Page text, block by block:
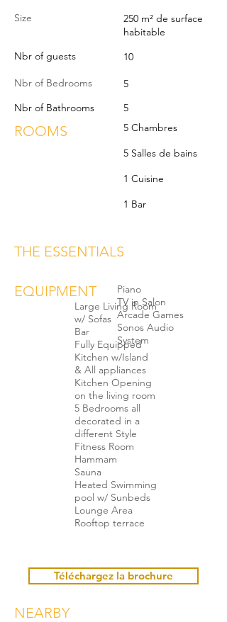
Size
250 m² de surface
habitable
Nbr of guests
10
Nbr of Bedrooms
5
Nbr of Bathrooms
5
ROOMS
5 Chambres
5 Salles de bains
1 Cuisine
1 Bar
THE ESSENTIALS
Piano
TV in Salon
Arcade Games
Sonos Audio
System
Large Living Room
w/ Sofas
Bar
Fully Equipped
Kitchen w/Island
& All appliances
Kitchen Opening
on the living room
5 Bedrooms all
decorated in a
different Style
Fitness Room
Hammam
Sauna
Heated Swimming
pool w/ Sunbeds
Lounge Area
Rooftop terrace
EQUIPMENT
Téléchargez la brochure
NEARBY